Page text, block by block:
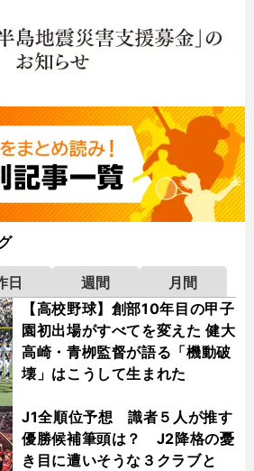
日 週間
月間
【高校野球】創部10年目の甲子
園初出場がすべてを変えた 健大
高崎・青栁監督が語る「機動破
壊」はこうして生まれた
J1全順位予想 識者５人が推す
優勝候補筆頭は？ J2降格の憂
き目に遭いそうな３クラブと